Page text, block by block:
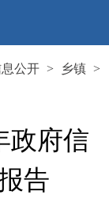
公开 > 乡镇 >
政府信
告